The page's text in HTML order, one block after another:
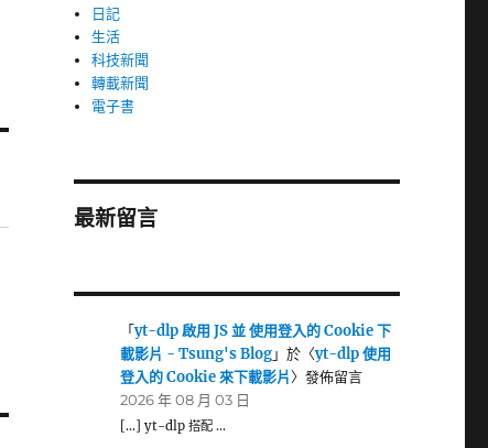
日記
生活
科技新聞
轉載新聞
電子書
最新留言
「yt-dlp 啟用 JS 並 使用登入的 Cookie 下
載影片 - Tsung's Blog」於〈yt-dlp 使用
登入的 Cookie 來下載影片〉發佈留言
2026 年 08 月 03 日
[…] yt-dlp 搭配 …